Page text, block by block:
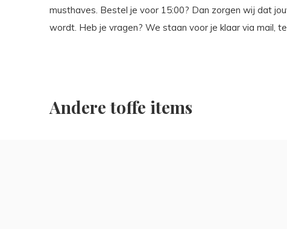
musthaves. Bestel je voor 15:00? Dan zorgen wij dat
wordt. Heb je vragen? We staan voor je klaar via mail,
Andere toffe items